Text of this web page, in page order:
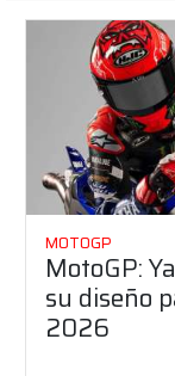
MOTOGP
MotoGP:
su diseño
2026